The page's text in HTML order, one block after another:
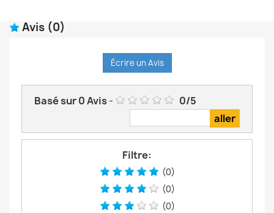
Avis (0)
Écrire un Avis
Basé sur0Avis- 0/5
Filtre:
(0)
(0)
(0)